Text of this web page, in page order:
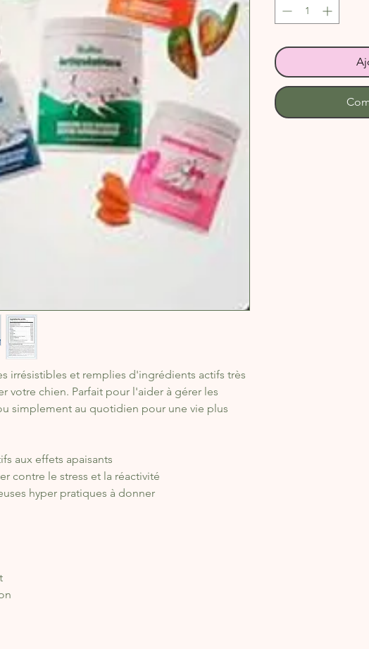
irrésistibles et remplies d'ingrédients actifs très
votre chien. Parfait pour l'aider à gérer les
simplement au quotidien pour une vie plus
aux effets apaisants
contre le stress et la réactivité
hyper pratiques à donner